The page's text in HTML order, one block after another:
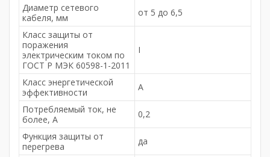
Диаметр сетевого
кабеля, мм
от 5 до 6,5
Класс защиты от
поражения
электрическим током по
ГОСТ Р МЭК 60598-1-2011
I
Класс энергетической
эффективности
А
Потребляемый ток, не
более, A
0,2
Функция защиты от
перегрева
да